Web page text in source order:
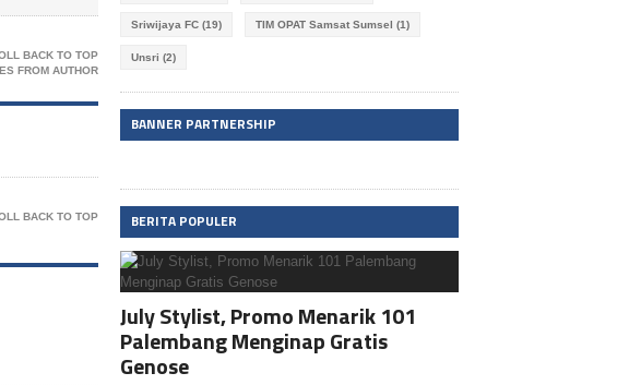
BACK TO TOP
FROM AUTHOR
BACK TO TOP
Sriwijaya FC (19) TIM OPAT Samsat Sumsel (1)
Unsri (2)
BANNER PARTNERSHIP
BERITA POPULER
July Stylist, Promo Menarik 101
Palembang Menginap Gratis
Genose